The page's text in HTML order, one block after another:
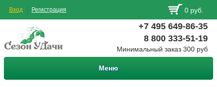
Вход Регистрация 0 руб.
+7 495 649-86-35
8 800 333-51-19
Минимальный заказ 300 руб
Меню